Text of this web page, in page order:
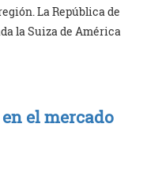
La República de
la Suiza de América
el mercado